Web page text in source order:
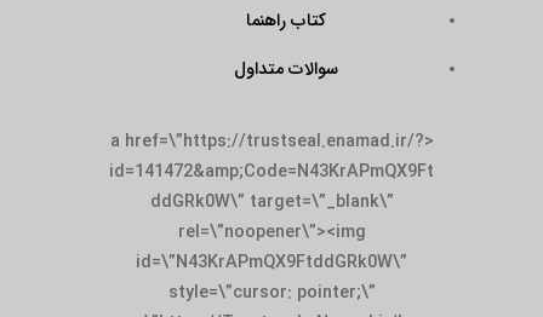
کتاب راهنما
سوالات متداول
<a href=\”https://trustseal.enamad.ir/?
id=141472&amp;Code=N43KrAPmQX9Ft
ddGRk0W\” target=\”_blank\”
rel=\”noopener\”><img
id=\”N43KrAPmQX9FtddGRk0W\”
style=\”cursor: pointer;\”